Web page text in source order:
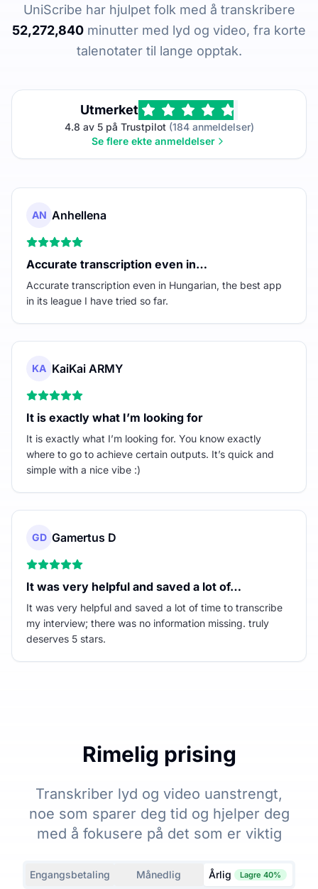
UniScribe har hjulpet folk med å transkribere
52,272,840 minutter med lyd og video, fra korte
talenotater til lange opptak.
Utmerket
4.8 av 5 på Trustpilot(184 anmeldelser)
Se flere ekte anmeldelser
AN Anhellena
Accurate transcription even in…
Accurate transcription even in Hungarian, the best app
in its league I have tried so far.
KA KaiKai ARMY
It is exactly what I’m looking for
It is exactly what I’m looking for. You know exactly
where to go to achieve certain outputs. It’s quick and
simple with a nice vibe :)
GD Gamertus D
It was very helpful and saved a lot of…
It was very helpful and saved a lot of time to transcribe
my interview; there was no information missing. truly
deserves 5 stars.
Rimelig prising
Transkriber lyd og video uanstrengt,
noe som sparer deg tid og hjelper deg
med å fokusere på det som er viktig
Engangsbetaling Månedlig Årlig Lagre 40%